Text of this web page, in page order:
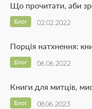
Що прочитати, аби
02.02.2022
Блог
Порція натхнення:
06.06.2022
Блог
Книги для митців,
08.06.2023
Блог